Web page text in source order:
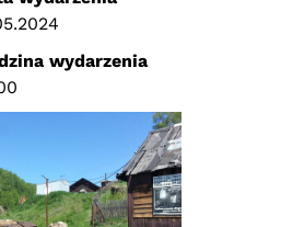
wydarzenia